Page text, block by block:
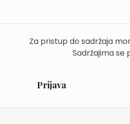
Za pristup do sadržaja
Sadržajima se
Prijava